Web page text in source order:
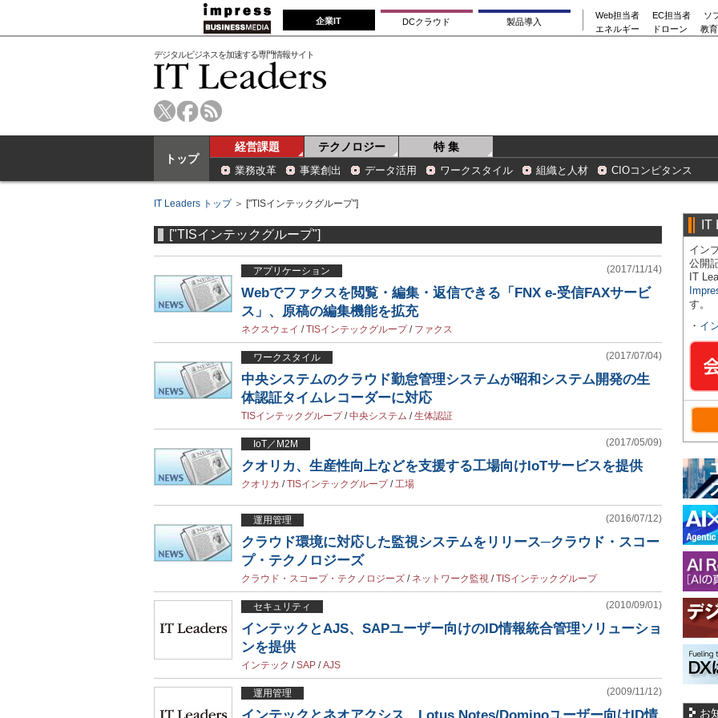
企業IT DCクラウド 製品導入
Web担当者 EC担当者
ソ
エネルギー
ドローン 教
デジタルビジネスを加速する専門情報サイト
トップ
経営課題 テクノロジー 特 集
業務改革 事業創出 データ活用 ワークスタイル 組織と人材 CIOコンピタンス
IT Leaders トップ＞ ["TISインテックグループ"]
["TISインテックグループ"]
アプリケーション (2017/11/14)
Webでファクスを閲覧・編集・返信できる「FNX e-受信FAXサービ
ス」、原稿の編集機能を拡充
ネクスウェイ /TISインテックグループ/ ファクス
ワークスタイル (2017/07/04)
中央システムのクラウド勤怠管理システムが昭和システム開発の生
体認証タイムレコーダーに対応
TISインテックグループ/中央システム /生体認証
IoT／M2M (2017/05/09)
クオリカ、生産性向上などを支援する工場向けIoTサービスを提供
クオリカ /TISインテックグループ/工場
運用管理 (2016/07/12)
クラウド環境に対応した監視システムをリリース─クラウド・スコー
プ・テクノロジーズ
クラウド・スコープ・テクノロジーズ / ネットワーク監視 /TISインテックグループ
セキュリティ (2010/09/01)
インテックとAJS、SAPユーザー向けのID情報統合管理ソリューショ
ンを提供
インテック /SAP /AJS
運用管理 (2009/11/12)
IT
イン
公開
IT
す。
・ イ
お